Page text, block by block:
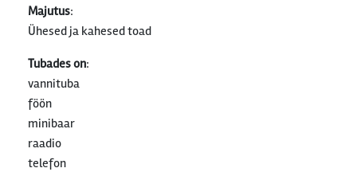
Majutus:
Ühesed ja kahesed toad
Tubades on:
vannituba
föön
minibaar
raadio
telefon